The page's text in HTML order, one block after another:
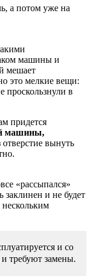
а потом уже на
машины и
мешает
это мелкие вещи:
проскользнули в
придется
машины,
вынуть
«рассыпался»
и не будет
и со
требуют замены.